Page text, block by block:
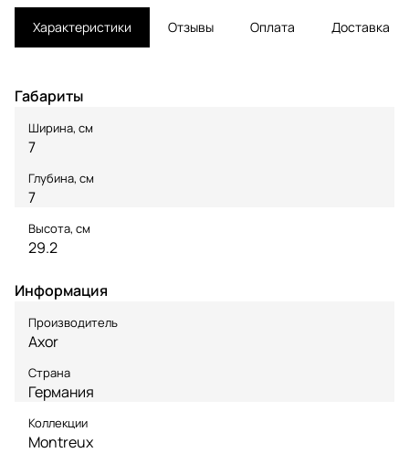
Характеристики Отзывы Оплата Доставка
Габариты
Ширина, см
7
Глубина, см
7
Высота, см
29.2
Информация
Производитель
Axor
Страна
Германия
Коллекции
Montreux